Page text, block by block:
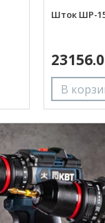
Шток ШР-